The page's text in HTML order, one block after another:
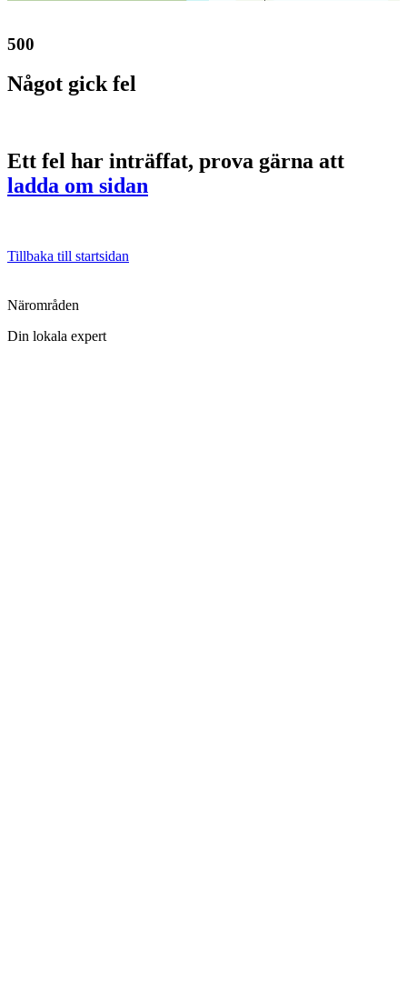
500
Något gick fel
Ett fel har inträffat, prova gärna att
ladda om sidan
Tillbaka till startsidan
Närområden
Din lokala expert